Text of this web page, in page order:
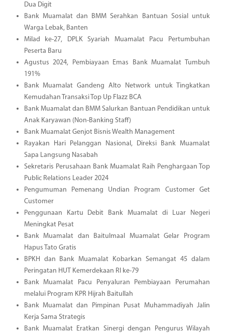
Dua Digit
Bank Muamalat dan BMM Serahkan Bantuan Sosial untuk
Warga Lebak, Banten
Milad ke-27, DPLK Syariah Muamalat Pacu Pertumbuhan
Peserta Baru
Agustus 2024, Pembiayaan Emas Bank Muamalat Tumbuh
191%
Bank Muamalat Gandeng Alto Network untuk Tingkatkan
Kemudahan Transaksi Top Up Flazz BCA
Bank Muamalat dan BMM Salurkan Bantuan Pendidikan untuk
Anak Karyawan (Non-Banking Staff)
Bank Muamalat Genjot Bisnis Wealth Management
Rayakan Hari Pelanggan Nasional, Direksi Bank Muamalat
Sapa Langsung Nasabah
Sekretaris Perusahaan Bank Muamalat Raih Penghargaan Top
Public Relations Leader 2024
Pengumuman Pemenang Undian Program Customer Get
Customer
Penggunaan Kartu Debit Bank Muamalat di Luar Negeri
Meningkat Pesat
Bank Muamalat dan Baitulmaal Muamalat Gelar Program
Hapus Tato Gratis
BPKH dan Bank Muamalat Kobarkan Semangat 45 dalam
Peringatan HUT Kemerdekaan RI ke-79
Bank Muamalat Pacu Penyaluran Pembiayaan Perumahan
melalui Program KPR Hijrah Baitullah
Bank Muamalat dan Pimpinan Pusat Muhammadiyah Jalin
Kerja Sama Strategis
Bank Muamalat Eratkan Sinergi dengan Pengurus Wilayah